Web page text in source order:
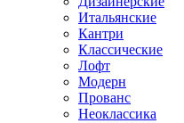
Итальянские
Кантри
Классические
Лофт
Модерн
Прованс
Неоклассика